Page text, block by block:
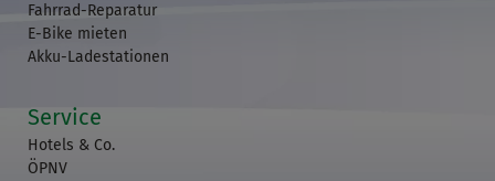
Fahrrad-Reparatur
E-Bike mieten
Akku-Ladestationen
Service
Hotels & Co.
ÖPNV